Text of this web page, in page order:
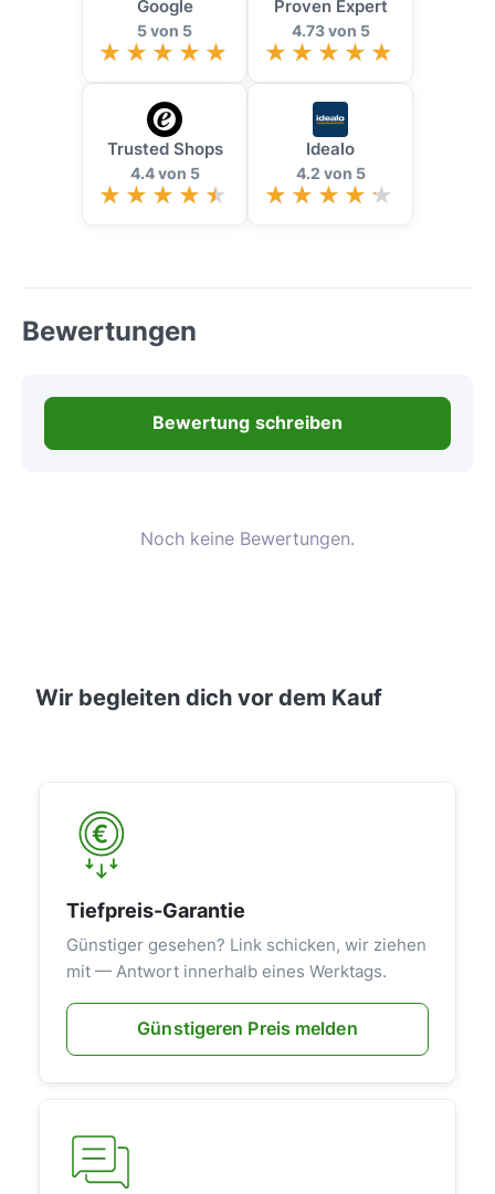
Google
5 von 5
Proven Expert
4.73 von 5
Trusted Shops
4.4 von 5
Idealo
4.2 von 5
Bewertungen
Bewertung schreiben
Noch keine Bewertungen.
Wir begleiten dich vor dem Kauf
Tiefpreis-Garantie
Günstiger gesehen? Link schicken, wir ziehen
mit — Antwort innerhalb eines Werktags.
Günstigeren Preis melden